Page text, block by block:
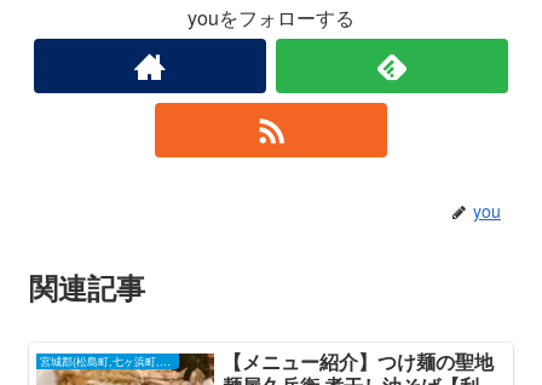
youをフォローする
you
関連記事
宮城郡(松島町,七ヶ浜町,利府町)
【メニュー紹介】つけ麺の聖地